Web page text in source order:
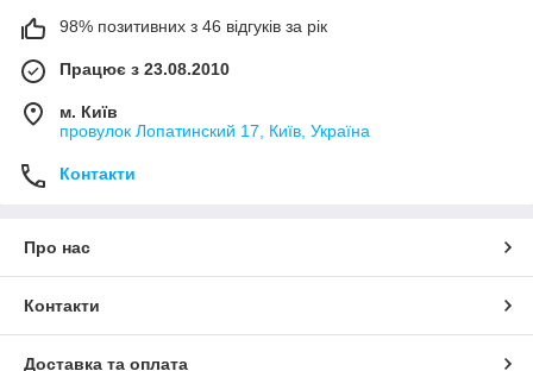
98% позитивних з 46 відгуків за рік
Працює з 23.08.2010
м. Київ
провулок Лопатинский 17, Київ, Україна
Контакти
Про нас
Контакти
Доставка та оплата